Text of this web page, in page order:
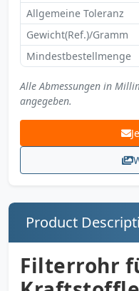
Allgemeine Toleranz
Gewicht(Ref.)/Gramm
Mindestbestellmenge
Alle Abmessungen in
angegeben.
Product
Filterrohr